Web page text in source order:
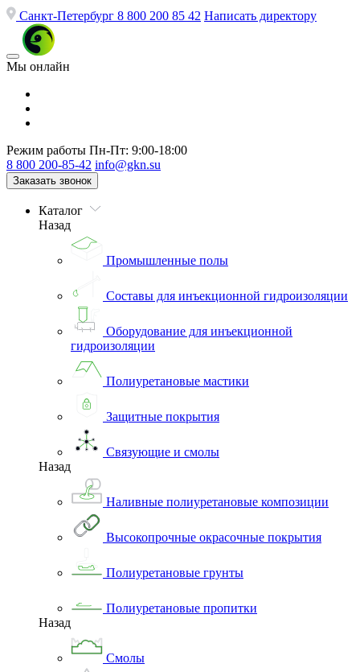
Санкт-Петербург 8 800 200 85 42 Написать директору
Мы онлайн
Режим работы Пн-Пт: 9:00-18:00
8 800 200-85-42 info@gkn.su
Заказать звонок
Каталог
Назад
Промышленные полы
Составы для инъекционной гидроизоляции
Оборудование для инъекционной
гидроизоляции
Полиуретановые мастики
Защитные покрытия
Связующие и смолы
Назад
Наливные полиуретановые композиции
Высокопрочные окрасочные покрытия
Полиуретановые грунты
Полиуретановые пропитки
Назад
Смолы